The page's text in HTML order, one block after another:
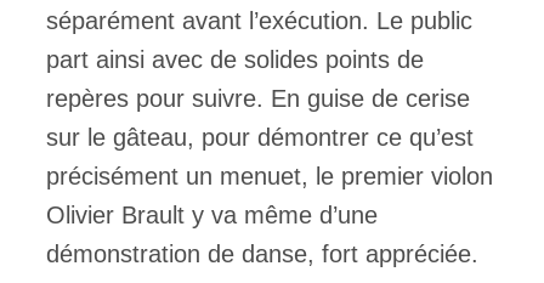
séparément avant l’exécution. Le public
part ainsi avec de solides points de
repères pour suivre. En guise de cerise
sur le gâteau, pour démontrer ce qu’est
précisément un menuet, le premier violon
Olivier Brault y va même d’une
démonstration de danse, fort appréciée.